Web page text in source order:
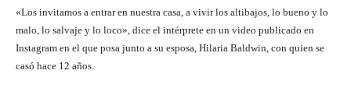
«Los invitamos a entrar en nuestra casa, a vivir los altibajos, lo bueno y lo
malo, lo salvaje y lo loco», dice el intérprete en un video publicado en
Instagram en el que posa junto a su esposa, Hilaria Baldwin, con quien se
casó hace 12 años.